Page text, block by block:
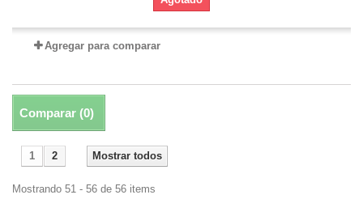
Agregar para comparar
Comparar (0)
Mostrar todos
1 2
Mostrando 51 - 56 de 56 items